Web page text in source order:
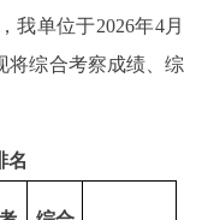
我单位于2026年4月
将综合考察成绩、综
名